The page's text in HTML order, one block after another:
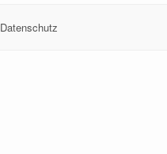
Datenschutz